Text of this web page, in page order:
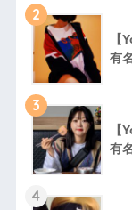
2
【
有
3
【
有
4